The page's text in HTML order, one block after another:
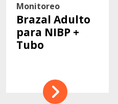
Monitoreo
Brazal Adulto
para NIBP +
Tubo